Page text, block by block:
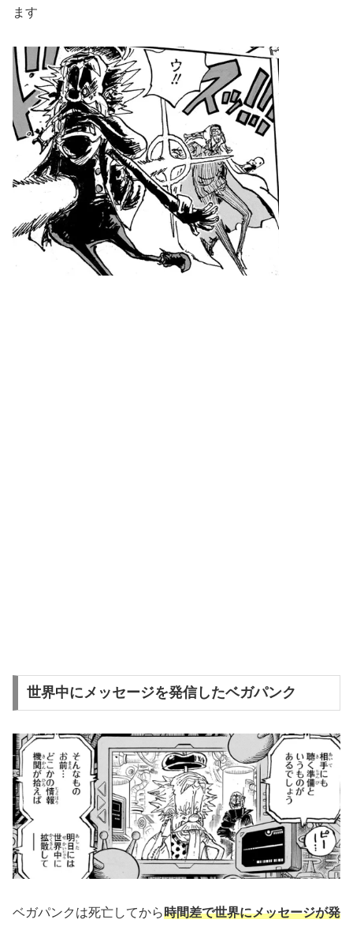
ます
世界中にメッセージを発信したベガパンク
ベガパンクは死亡してから時間差で世界にメッセージが発